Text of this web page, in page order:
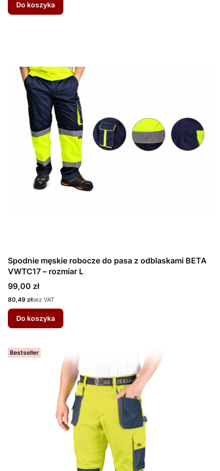
Do koszyka
Spodnie męskie robocze do pasa z odblaskami BETA
VWTC17 – rozmiar L
Cena
99,00 zł
Cena
80,49 złbez VAT
Do koszyka
Bestseller